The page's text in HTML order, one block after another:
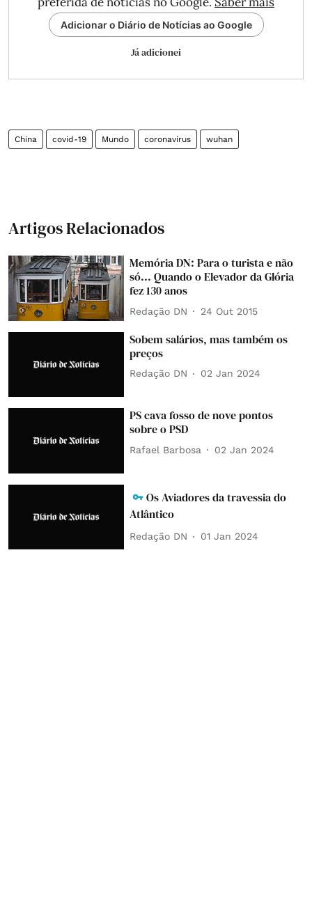
Adicionar o Diário de Notícias ao Google
Já adicionei
China covid-19 Mundo coronavírus wuhan
Artigos Relacionados
Memória DN: Para o turista e não
só... Quando o Elevador da Glória
fez 130 anos
Redação DN 24 Out 2015
Sobem salários, mas também os
preços
Redação DN 02 Jan 2024
PS cava fosso de nove pontos
sobre o PSD
Rafael Barbosa 02 Jan 2024
Os Aviadores da travessia do
Atlântico
Redação DN 01 Jan 2024